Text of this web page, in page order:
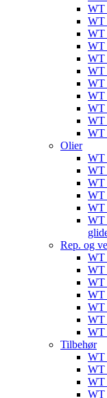
WT
WT
WT
WT
WT
WT
WT
WT
WT
WT
WT
Olier
WT
WT
WT
WT
WT
WT
Rep. og
WT
WT
WT
WT
WT
WT
WT
Tilbehør
WT
WT
WT
WT